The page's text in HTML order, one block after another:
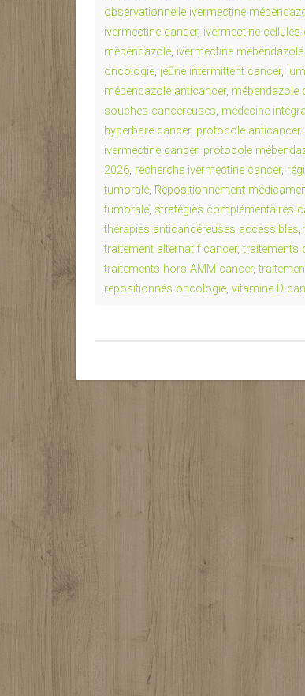
observationnelle ivermectine
ivermectine cancer, ivermectine cellules
mébendazole, ivermectine
oncologie, jeûne intermittent cancer,
mébendazole anticancer, mébendazole
souches cancéreuses, médecine
hyperbare cancer, protocole anticancer
ivermectine cancer, protocole
2026, recherche ivermectine cancer,
tumorale, Repositionnement
tumorale, stratégies complémentaires
thérapies anticancéreuses accessibles,
traitement alternatif cancer,traitements
traitements hors AMM cancer,
repositionnés oncologie, vitamine D